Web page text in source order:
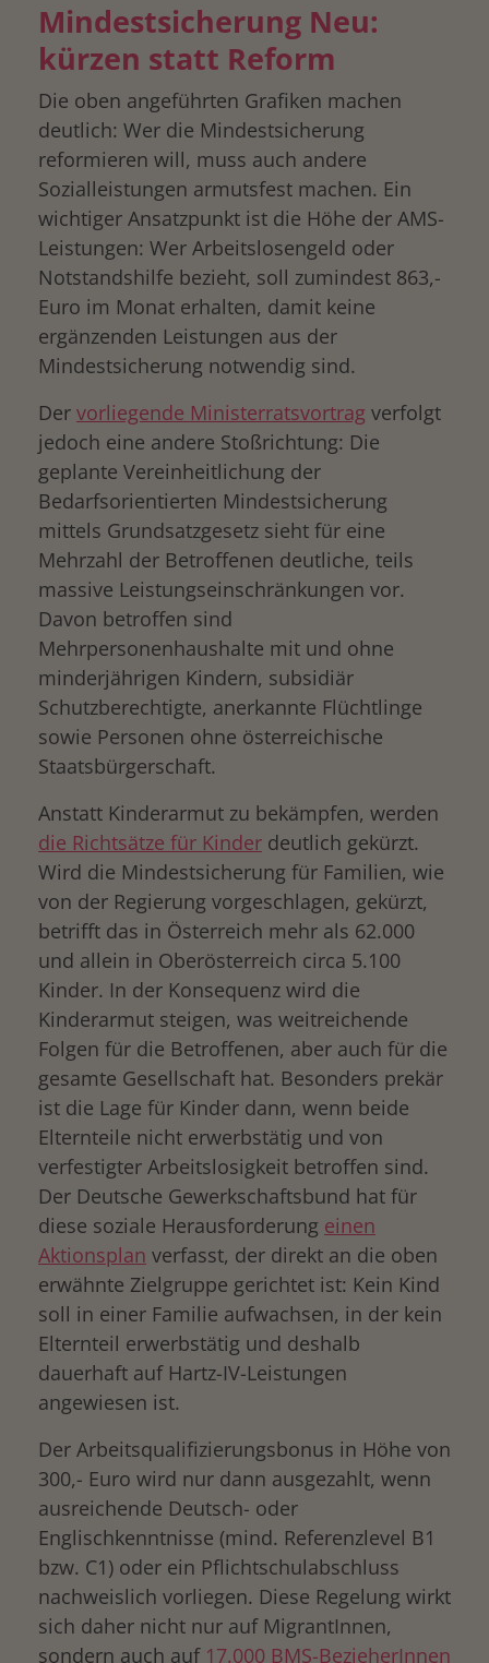
Mindestsicherung Neu:
kürzen statt Reform
Die oben angeführten Grafiken machen
deutlich: Wer die Mindestsicherung
reformieren will, muss auch andere
Sozialleistungen armutsfest machen. Ein
wichtiger Ansatzpunkt ist die Höhe der AMS-
Leistungen: Wer Arbeitslosengeld oder
Notstandshilfe bezieht, soll zumindest 863,-
Euro im Monat erhalten, damit keine
ergänzenden Leistungen aus der
Mindestsicherung notwendig sind.
Der vorliegende Ministerratsvortrag verfolgt
jedoch eine andere Stoßrichtung: Die
geplante Vereinheitlichung der
Bedarfsorientierten Mindestsicherung
mittels Grundsatzgesetz sieht für eine
Mehrzahl der Betroffenen deutliche, teils
massive Leistungseinschränkungen vor.
Davon betroffen sind
Mehrpersonenhaushalte mit und ohne
minderjährigen Kindern, subsidiär
Schutzberechtigte, anerkannte Flüchtlinge
sowie Personen ohne österreichische
Staatsbürgerschaft.
Anstatt Kinderarmut zu bekämpfen, werden
die Richtsätze für Kinder deutlich gekürzt.
Wird die Mindestsicherung für Familien, wie
von der Regierung vorgeschlagen, gekürzt,
betrifft das in Österreich mehr als 62.000
und allein in Oberösterreich circa 5.100
Kinder. In der Konsequenz wird die
Kinderarmut steigen, was weitreichende
Folgen für die Betroffenen, aber auch für die
gesamte Gesellschaft hat. Besonders prekär
ist die Lage für Kinder dann, wenn beide
Elternteile nicht erwerbstätig und von
verfestigter Arbeitslosigkeit betroffen sind.
Der Deutsche Gewerkschaftsbund hat für
diese soziale Herausforderung einen
Aktionsplan verfasst, der direkt an die oben
erwähnte Zielgruppe gerichtet ist: Kein Kind
soll in einer Familie aufwachsen, in der kein
Elternteil erwerbstätig und deshalb
dauerhaft auf Hartz-IV-Leistungen
angewiesen ist.
Der Arbeitsqualifizierungsbonus in Höhe von
300,- Euro wird nur dann ausgezahlt, wenn
ausreichende Deutsch- oder
Englischkenntnisse (mind. Referenzlevel B1
bzw. C1) oder ein Pflichtschulabschluss
nachweislich vorliegen. Diese Regelung wirkt
sich daher nicht nur auf MigrantInnen,
sondern auch auf 17.000 BMS-BezieherInnen